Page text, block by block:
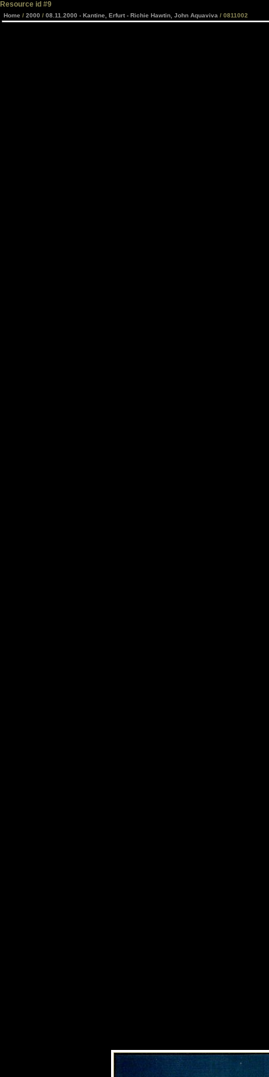
Resource id #9
Home / 2000 / 08.11.2000 - Kantine, Erfurt - Richie Hawtin, John Aquaviva / 0811002